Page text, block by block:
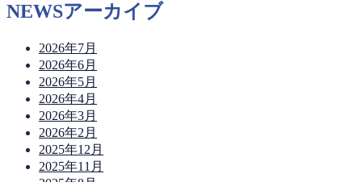
NEWSアーカイブ
2026年7月
2026年6月
2026年5月
2026年4月
2026年3月
2026年2月
2025年12月
2025年11月